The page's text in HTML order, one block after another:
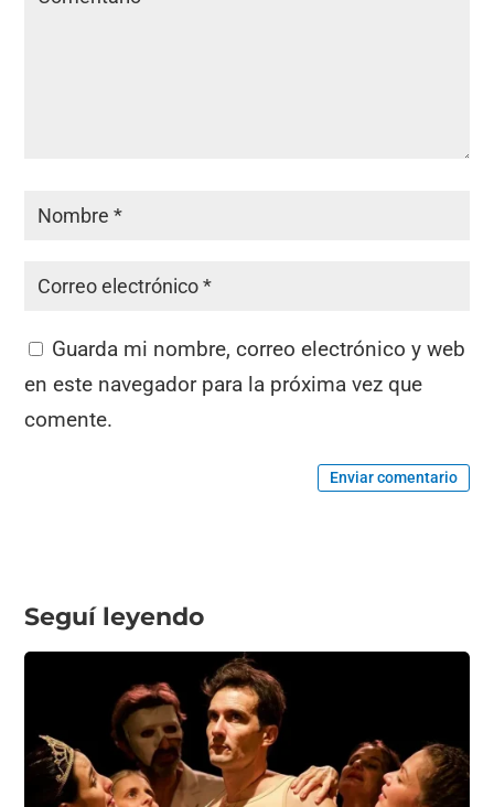
Guarda mi nombre, correo electrónico y web
en este navegador para la próxima vez que
comente.
Enviar comentario
Seguí leyendo